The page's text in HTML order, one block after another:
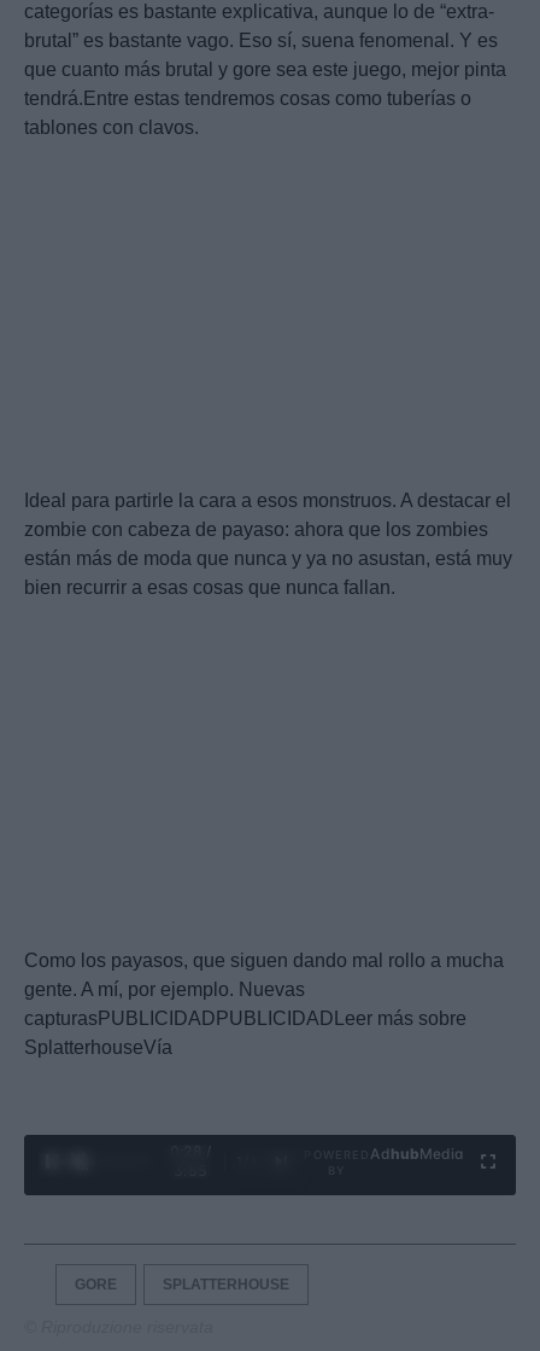
categorías es bastante explicativa, aunque lo de “extra-
brutal” es bastante vago. Eso sí, suena fenomenal. Y es
que cuanto más brutal y gore sea este juego, mejor pinta
tendrá.Entre estas tendremos cosas como tuberías o
tablones con clavos.
Ideal para partirle la cara a esos monstruos. A destacar el
zombie con cabeza de payaso: ahora que los zombies
están más de moda que nunca y ya no asustan, está muy
bien recurrir a esas cosas que nunca fallan.
Como los payasos, que siguen dando mal rollo a mucha
gente. A mí, por ejemplo. Nuevas
capturasPUBLICIDADPUBLICIDADLeer más sobre
SplatterhouseVía
Ad hubMedia
GORE SPLATTERHOUSE